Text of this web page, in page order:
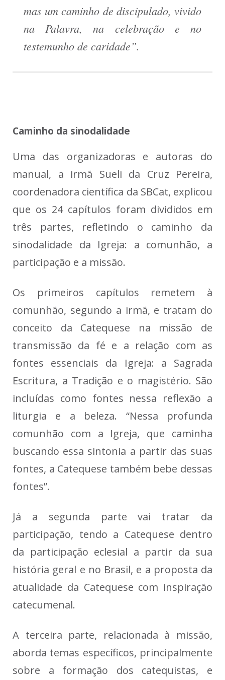
mas um caminho de discipulado, vivido
na Palavra, na celebração e no
testemunho de caridade”.
Caminho da sinodalidade
Uma das organizadoras e autoras do
manual, a irmã Sueli da Cruz Pereira,
coordenadora científica da SBCat, explicou
que os 24 capítulos foram divididos em
três partes, refletindo o caminho da
sinodalidade da Igreja: a comunhão, a
participação e a missão.
Os primeiros capítulos remetem à
comunhão, segundo a irmã, e tratam do
conceito da Catequese na missão de
transmissão da fé e a relação com as
fontes essenciais da Igreja: a Sagrada
Escritura, a Tradição e o magistério. São
incluídas como fontes nessa reflexão a
liturgia e a beleza. “Nessa profunda
comunhão com a Igreja, que caminha
buscando essa sintonia a partir das suas
fontes, a Catequese também bebe dessas
fontes”.
Já a segunda parte vai tratar da
participação, tendo a Catequese dentro
da participação eclesial a partir da sua
história geral e no Brasil, e a proposta da
atualidade da Catequese com inspiração
catecumenal.
A terceira parte, relacionada à missão,
aborda temas específicos, principalmente
sobre a formação dos catequistas, e